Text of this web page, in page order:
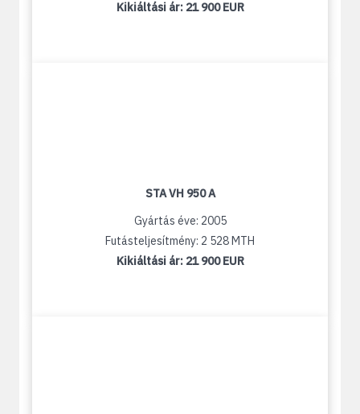
Kikiáltási ár: 21 900 EUR
STA VH 950 A
Gyártás éve: 2005
Futásteljesítmény: 2 528 MTH
Kikiáltási ár: 21 900 EUR